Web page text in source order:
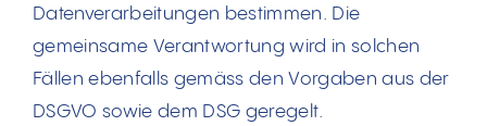
Datenverarbeitungen bestimmen. Die
gemeinsame Verantwortung wird in solchen
Fällen ebenfalls gemäss den Vorgaben aus der
DSGVO sowie dem DSG geregelt.